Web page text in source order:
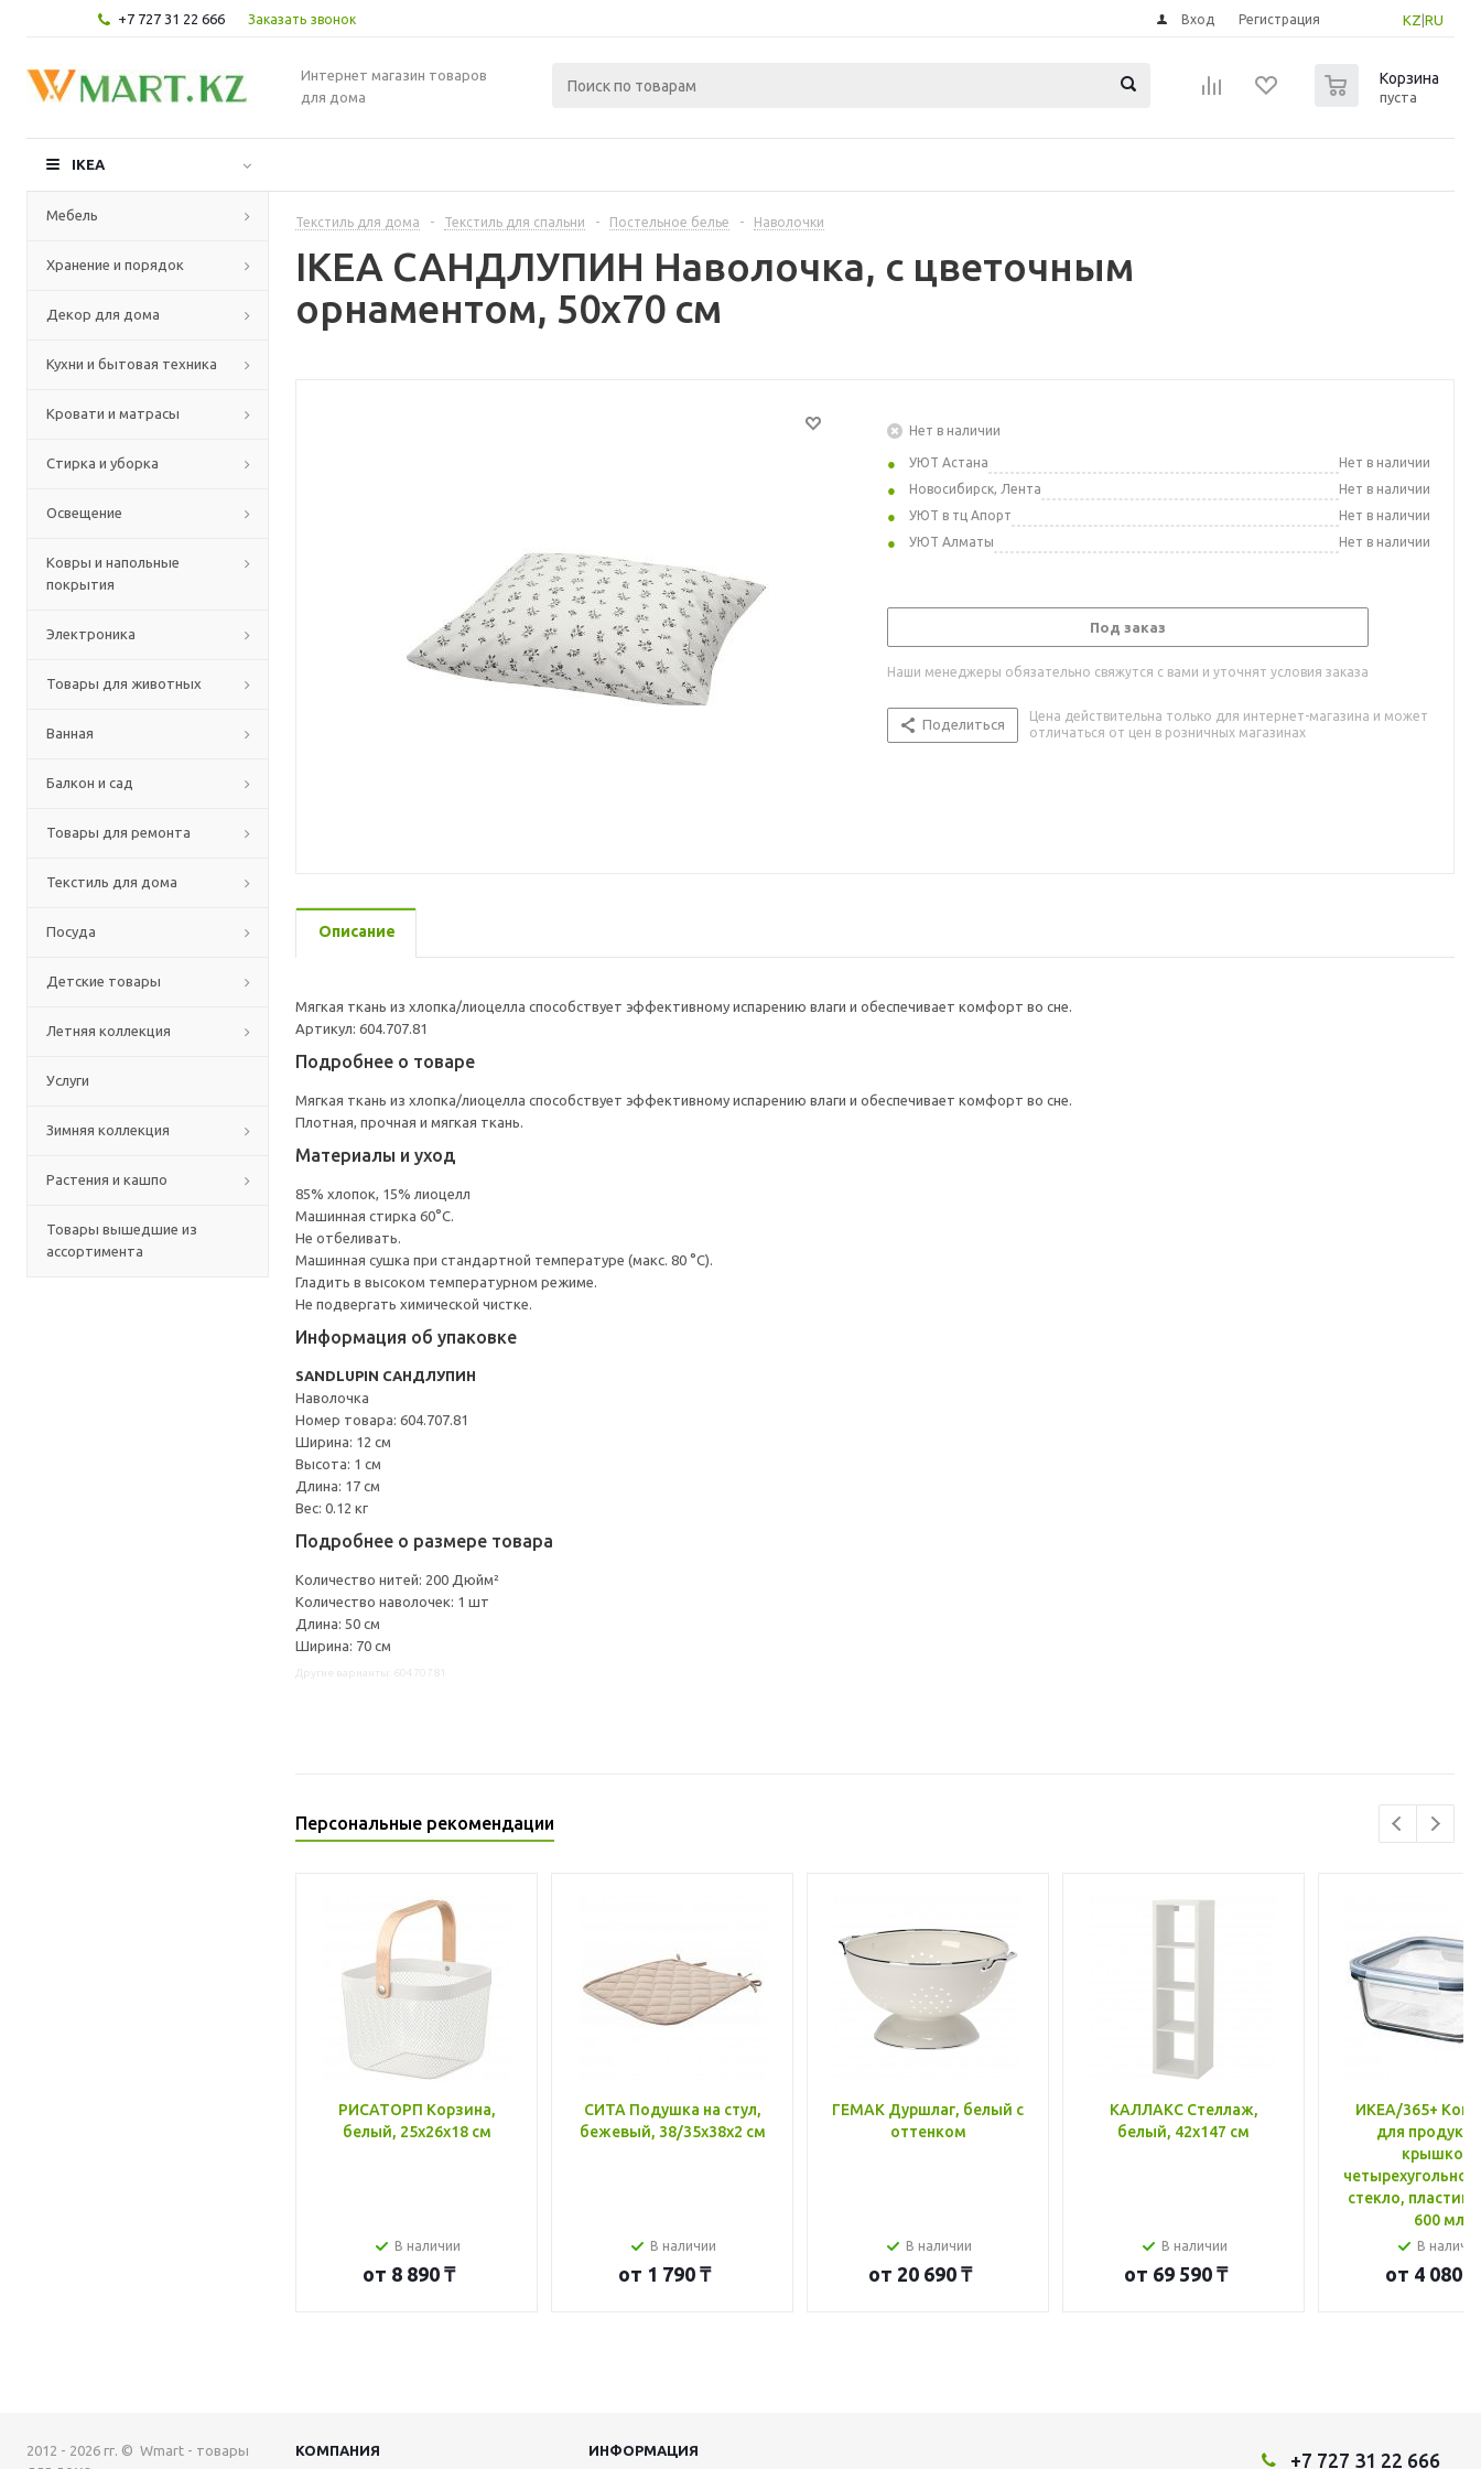
+7 727 31 22 666 Заказать звонок KZ RU
Вход Регистрация
Интернет магазин товаров
для дома
Корзина
пуста
IKEA
Мебель
Хранение и порядок
Декор для дома
Кухни и бытовая техника
Кровати и матрасы
Стирка и уборка
Освещение
Ковры и напольные
покрытия
Электроника
Товары для животных
Ванная
Балкон и сад
Товары для ремонта
Текстиль для дома
Посуда
Детские товары
Летняя коллекция
Услуги
Зимняя коллекция
Растения и кашпо
Товары вышедшие из
ассортимента
Текстиль для дома - Текстиль для спальни - Постельное белье - Наволочки
IKEA САНДЛУПИН Наволочка, с цветочным
орнаментом, 50x70 см
Нет в наличии
УЮТ Астана
Нет в наличии
Новосибирск, Лента
Нет в наличии
УЮТ в тц Апорт
Нет в наличии
УЮТ Алматы
Нет в наличии
Под заказ
Наши менеджеры обязательно свяжутся с вами и уточнят условия заказа
Поделиться
Цена действительна только для интернет-магазина и может
отличаться от цен в розничных магазинах
Описание
Мягкая ткань из хлопка/лиоцелла способствует эффективному испарению влаги и обеспечивает комфорт во сне.
Артикул: 604.707.81
Подробнее о товаре
Мягкая ткань из хлопка/лиоцелла способствует эффективному испарению влаги и обеспечивает комфорт во сне.
Плотная, прочная и мягкая ткань.
Материалы и уход
85% хлопок, 15% лиоцелл
Машинная стирка 60°С.
Не отбеливать.
Машинная сушка при стандартной температуре (макс. 80 °C).
Гладить в высоком температурном режиме.
Не подвергать химической чистке.
Информация об упаковке
SANDLUPIN САНДЛУПИН
Наволочка
Номер товара: 604.707.81
Ширина: 12 см
Высота: 1 см
Длина: 17 см
Вес: 0.12 кг
Подробнее о размере товара
Количество нитей: 200 Дюйм²
Количество наволочек: 1 шт
Длина: 50 см
Ширина: 70 см
Персональные рекомендации
РИСАТОРП Корзина,
белый, 25x26x18 см
В наличии
от 8 890 ₸
СИТА Подушка на стул,
бежевый, 38/35x38x2 см
В наличии
от 1 790 ₸
ГЕМАК Дуршлаг, белый с
оттенком
В наличии
от 20 690 ₸
КАЛЛАКС Стеллаж,
белый, 42x147 см
В наличии
от 69 590 ₸
ИКЕА/365+
для
крышкой,
стекло, пластик
600 мл
В
от 4 080 ₸
2012 - 2026 гг. © Wmart - товары
КОМПАНИЯ ИНФОРМАЦИЯ +7 727 31 22 666